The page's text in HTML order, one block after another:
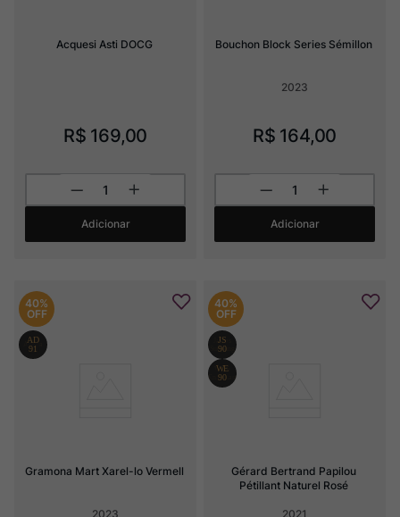
Acquesi Asti DOCG
R$ 169,00
Adicionar
Bouchon Block Series Sémillon
2023
R$ 164,00
Adicionar
40%
OFF
Gramona Mart Xarel-lo Vermell
2023
40%
OFF
Gérard Bertrand Papilou
Pétillant Naturel Rosé
2021